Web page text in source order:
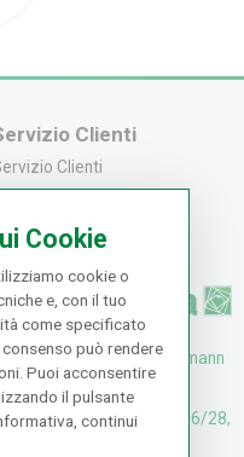
Clienti
Clienti
Modalità di Spediz...
V. Senna 44/46, Osmann
Sesto F.no (FI)
& CARRY: V. Senna 26/28,
Cookie
cookie o
e, con il tuo
come specificato
può rendere
Puoi acconsentire
il pulsante
continui